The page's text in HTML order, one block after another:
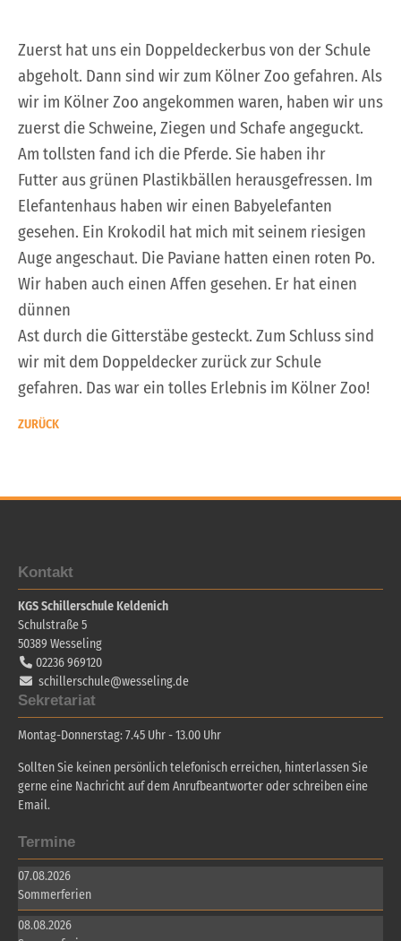
Zuerst hat uns ein Doppeldeckerbus von der Schule
abgeholt. Dann sind wir zum Kölner Zoo gefahren. Als
wir im Kölner Zoo angekommen waren, haben wir uns
zuerst die Schweine, Ziegen und Schafe angeguckt.
Am tollsten fand ich die Pferde. Sie haben ihr
Futter aus grünen Plastikbällen herausgefressen. Im
Elefantenhaus haben wir einen Babyelefanten
gesehen. Ein Krokodil hat mich mit seinem riesigen
Auge angeschaut. Die Paviane hatten einen roten Po.
Wir haben auch einen Affen gesehen. Er hat einen
dünnen
Ast durch die Gitterstäbe gesteckt. Zum Schluss sind
wir mit dem Doppeldecker zurück zur Schule
gefahren. Das war ein tolles Erlebnis im Kölner Zoo!
ZURÜCK
Kontakt
KGS Schillerschule Keldenich
Schulstraße 5
50389 Wesseling
02236 969120
schillerschule@wesseling.de
Sekretariat
Montag-Donnerstag: 7.45 Uhr - 13.00 Uhr
Sollten Sie keinen persönlich telefonisch erreichen, hinterlassen Sie
gerne eine Nachricht auf dem Anrufbeantworter oder schreiben eine
Email.
Termine
07.08.2026
Sommerferien
08.08.2026